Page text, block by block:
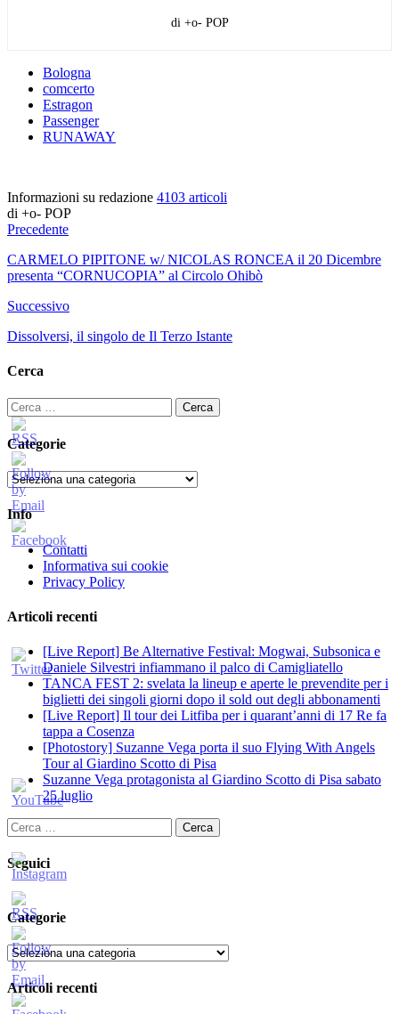
di +o- POP
Bologna
comcerto
Estragon
Passenger
RUNAWAY
Informazioni su redazione 4103 articoli
di +o- POP
Precedente
CARMELO PIPITONE w/ NICOLAS RONCEA il 20 Dicembre
presenta “CORNUCOPIA” al Circolo Ohibò
Successivo
Dissolversi, il singolo de Il Terzo Istante
Cerca
Ricerca
per:
Categorie
Categorie
Info
Contatti
Informativa sui cookie
Privacy Policy
Articoli recenti
[Live Report] Be Alternative Festival: Mogwai, Subsonica e
Daniele Silvestri infiammano il palco di Camigliatello
TANCA FEST 2: svelata la lineup e aperte le prevendite per i
biglietti dei singoli giorni dopo il sold out degli abbonamenti
[Live Report] Il tour dei Litfiba per i quarant’anni di 17 Re fa
tappa a Cosenza
[Photostory] Suzanne Vega porta il suo Flying With Angels
Tour al Giardino Scotto di Pisa
Suzanne Vega protagonista al Giardino Scotto di Pisa sabato
25 luglio
Ricerca
per:
Seguici
Categorie
Categorie
Articoli recenti